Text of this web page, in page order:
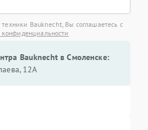
Bauknecht, Вы соглашаетесь с
Bauknecht в Смоленске:
12А